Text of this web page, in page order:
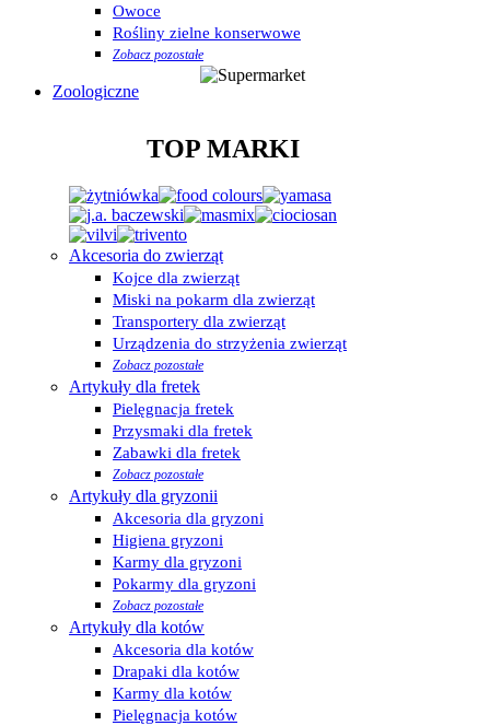
Owoce
Rośliny zielne konserwowe
Zobacz pozostałe
Zoologiczne
TOP MARKI
Akcesoria do zwierząt
Kojce dla zwierząt
Miski na pokarm dla zwierząt
Transportery dla zwierząt
Urządzenia do strzyżenia zwierząt
Zobacz pozostałe
Artykuły dla fretek
Pielęgnacja fretek
Przysmaki dla fretek
Zabawki dla fretek
Zobacz pozostałe
Artykuły dla gryzonii
Akcesoria dla gryzoni
Higiena gryzoni
Karmy dla gryzoni
Pokarmy dla gryzoni
Zobacz pozostałe
Artykuły dla kotów
Akcesoria dla kotów
Drapaki dla kotów
Karmy dla kotów
Pielęgnacja kotów